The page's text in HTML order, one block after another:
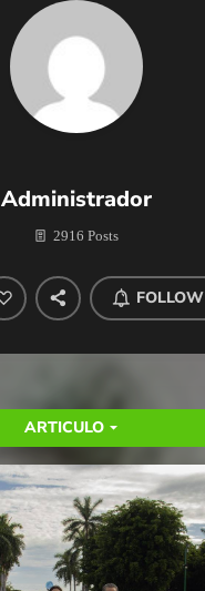
Administrador
2916 Posts
FOLLOW
ARTICULO arrow_drop_down